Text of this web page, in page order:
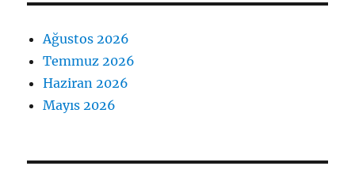
Ağustos 2026
Temmuz 2026
Haziran 2026
Mayıs 2026